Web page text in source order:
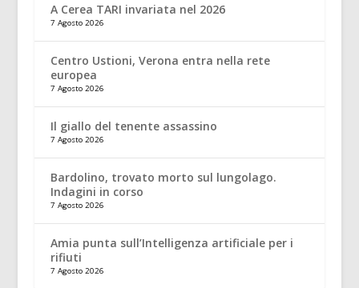
A Cerea TARI invariata nel 2026
7 Agosto 2026
Centro Ustioni, Verona entra nella rete
europea
7 Agosto 2026
Il giallo del tenente assassino
7 Agosto 2026
Bardolino, trovato morto sul lungolago.
Indagini in corso
7 Agosto 2026
Amia punta sull’Intelligenza artificiale per i
rifiuti
7 Agosto 2026